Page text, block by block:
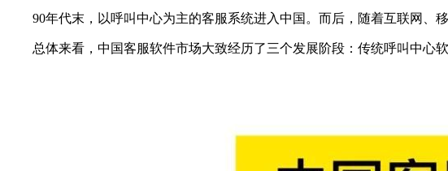
90年代末，以呼叫中心为主的客服系统进入中国。而后，随着互联网、
总体来看，中国客服软件市场大致经历了三个发展阶段：传统呼叫中心软